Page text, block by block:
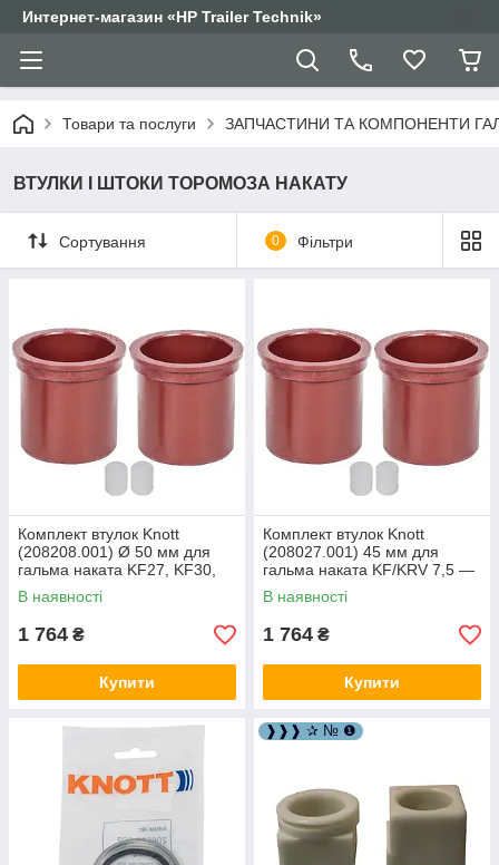
Интернет-магазин «HP Trailer Technik»
Товари та послуги ЗАПЧАСТИНИ ТА КОМПОНЕНТИ
ВТУЛКИ І ШТОКИ ТОРОМОЗА НАКАТУ
Сортування 0 Фільтри
Комплект втулок Knott
(208208.001) Ø 50 мм для
гальма наката KF27, KF30,
KRV30 10018318
В наявності
1 764 ₴
Купити
Комплект втулок Knott
(208027.001) 45 мм для
гальма наката KF/KRV 7,5 —
20, KV13 10070921
В наявності
1 764 ₴
Купити
❱❱❱ ✰ № ❶